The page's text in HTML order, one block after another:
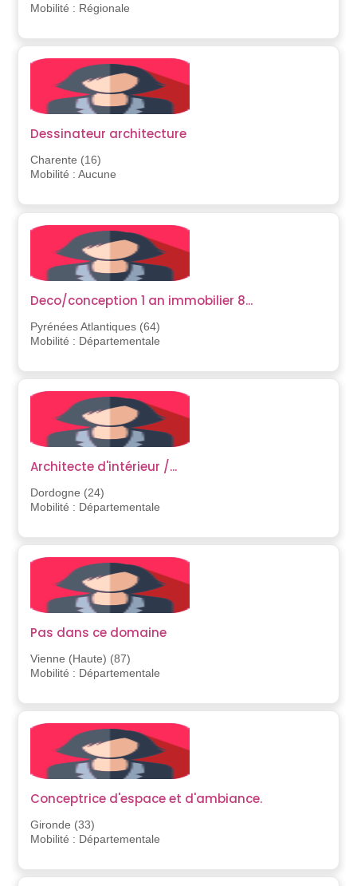
Mobilité : Régionale
Dessinateur architecture
Charente (16)
Mobilité : Aucune
Deco/conception 1 an immobilier 8...
Pyrénées Atlantiques (64)
Mobilité : Départementale
Architecte d'intérieur /...
Dordogne (24)
Mobilité : Départementale
Pas dans ce domaine
Vienne (Haute) (87)
Mobilité : Départementale
Conceptrice d'espace et d'ambiance.
Gironde (33)
Mobilité : Départementale